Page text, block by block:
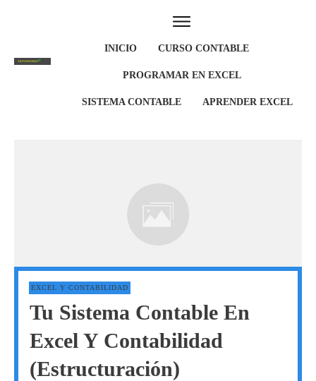
INICIO CURSO CONTABLE
PROGRAMAR EN EXCEL
SISTEMA CONTABLE APRENDER EXCEL
EXCEL Y CONTABILIDAD
Tu Sistema Contable En
Excel Y Contabilidad
(Estructuración)